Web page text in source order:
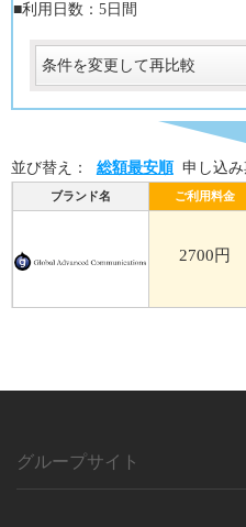
■利用日数：5日間
条件を変更して再比較
受取場所
必須
並び替え： 総額最安順 申し込
ブランド名 ご利用料金
2700円
グループサイト